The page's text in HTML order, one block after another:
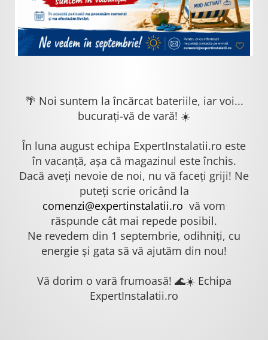
🌴 Noi suntem la încărcat bateriile, iar voi...
bucurați-vă de vară! ☀️
În luna august echipa ExpertInstalatii.ro este
în vacanță, așa că magazinul este închis.
Dacă aveți nevoie de noi, nu vă faceți griji! Ne
puteți scrie oricând la
comenzi@expertinstalatii.ro vă vom
răspunde cât mai repede posibil.
Ne revedem din 1 septembrie, odihniți, cu
energie și gata să vă ajutăm din nou!
Vă dorim o vară frumoasă! 🌊☀️ Echipa
ExpertInstalatii.ro